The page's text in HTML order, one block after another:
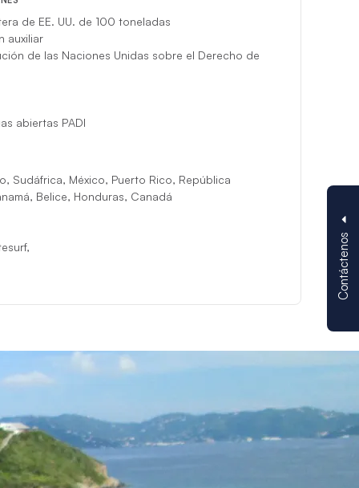
Contáctenos
de EE. UU. de 100 toneladas
auxiliar
de las Naciones Unidas sobre el Derecho de
abiertas PADI
Sudáfrica, México, Puerto Rico, República
Belice, Honduras, Canadá